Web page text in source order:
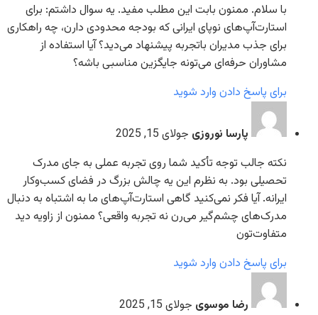
با سلام. ممنون بابت این مطلب مفید. یه سوال داشتم: برای
استارت‌آپ‌های نوپای ایرانی که بودجه محدودی دارن، چه راهکاری
برای جذب مدیران با‌تجربه پیشنهاد می‌دید؟ آیا استفاده از
مشاوران حرفه‌ای می‌تونه جایگزین مناسبی باشه؟
برای پاسخ دادن وارد شوید
پارسا نوروزی جولای 15, 2025
نکته جالب توجه تأکید شما روی تجربه عملی به جای مدرک
تحصیلی بود. به نظرم این یه چالش بزرگ در فضای کسب‌وکار
ایرانه. آیا فکر نمی‌کنید گاهی استارت‌آپ‌های ما به اشتباه به دنبال
مدرک‌های چشم‌گیر می‌رن نه تجربه واقعی؟ ممنون از زاویه دید
متفاوت‌تون
برای پاسخ دادن وارد شوید
رضا موسوی جولای 15, 2025